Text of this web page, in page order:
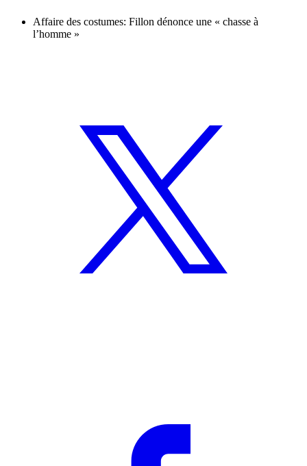
Affaire des costumes: Fillon dénonce une « chasse à
l’homme »